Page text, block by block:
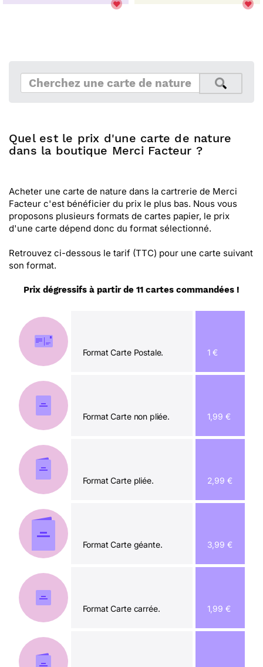
Quel est le prix d'une carte de nature
dans la boutique Merci Facteur ?
Acheter une carte de nature dans la cartrerie de Merci
Facteur c'est bénéficier du prix le plus bas. Nous vous
proposons plusieurs formats de cartes papier, le prix
d'une carte dépend donc du format sélectionné.
Retrouvez ci-dessous le tarif (TTC) pour une carte suivant
son format.
Prix dégressifs à partir de 11 cartes commandées !
Format Carte Postale. 1 €
Format Carte non pliée. 1,99 €
Format Carte pliée. 2,99 €
Format Carte géante. 3,99 €
Format Carte carrée. 1,99 €